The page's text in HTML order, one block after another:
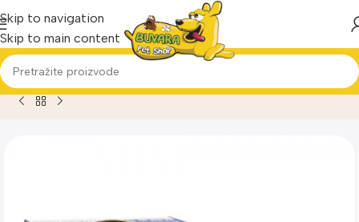
Skip to navigation
Skip to main content
Home Proizvod Schesir cat tunjevina i inćun 85g